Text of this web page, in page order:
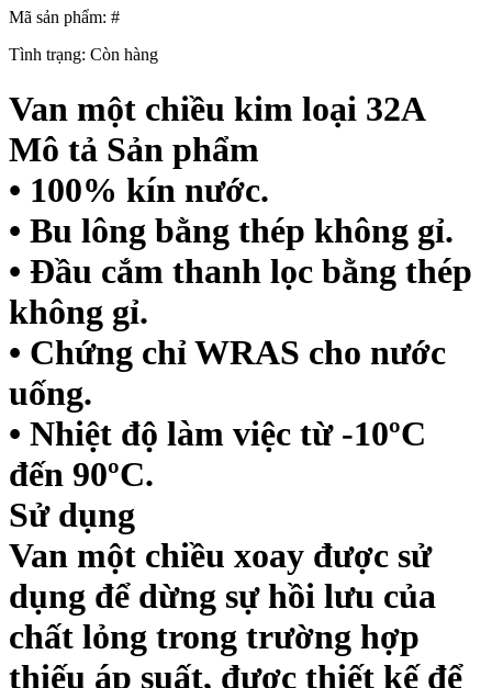
Mã sản phẩm: #
Tình trạng: Còn hàng
Van một chiều kim loại 32A
Mô tả Sản phẩm
• 100% kín nước.
• Bu lông bằng thép không gỉ.
• Đầu cắm thanh lọc bằng thép
không gỉ.
• Chứng chỉ WRAS cho nước
uống.
• Nhiệt độ làm việc từ -10ºC
đến 90ºC.
Sử dụng
Van một chiều xoay được sử
dụng để dừng sự hồi lưu của
chất lỏng trong trường hợp
thiếu áp suất, được thiết kế để